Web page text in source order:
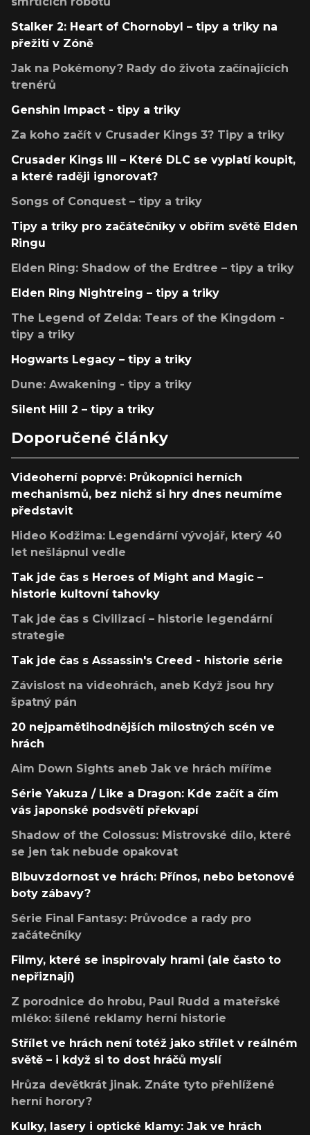
Stalker 2: Heart of Chornobyl – tipy a triky na
přežití v Zóně
Jak na Pokémony? Rady do života začínajících
trenérů
Genshin Impact - tipy a triky
Za koho začít v Crusader Kings 3? Tipy a triky
Crusader Kings III – Které DLC se vyplatí koupit,
a které raději ignorovat?
Songs of Conquest – tipy a triky
Tipy a triky pro začátečníky v obřím světě Elden
Ringu
Elden Ring: Shadow of the Erdtree – tipy a triky
Elden Ring Nightreing – tipy a triky
The Legend of Zelda: Tears of the Kingdom -
tipy a triky
Hogwarts Legacy – tipy a triky
Dune: Awakening - tipy a triky
Silent Hill 2 – tipy a triky
Doporučené články
Videoherní poprvé: Průkopníci herních
mechanismů, bez nichž si hry dnes neumíme
představit
Hideo Kodžima: Legendární vývojář, který 40
let nešlápnul vedle
Tak jde čas s Heroes of Might and Magic –
historie kultovní tahovky
Tak jde čas s Civilizací – historie legendární
strategie
Tak jde čas s Assassin's Creed - historie série
Závislost na videohrách, aneb Když jsou hry
špatný pán
20 nejpamětihodnějších milostných scén ve
hrách
Aim Down Sights aneb Jak ve hrách míříme
Série Yakuza / Like a Dragon: Kde začít a čím
vás japonské podsvětí překvapí
Shadow of the Colossus: Mistrovské dílo, které
se jen tak nebude opakovat
Blbuvzdornost ve hrách: Přínos, nebo betonové
boty zábavy?
Série Final Fantasy: Průvodce a rady pro
začátečníky
Filmy, které se inspirovaly hrami (ale často to
nepřiznají)
Z porodnice do hrobu, Paul Rudd a mateřské
mléko: šílené reklamy herní historie
Střílet ve hrách není totéž jako střílet v reálném
světě – i když si to dost hráčů myslí
Hrůza devětkrát jinak. Znáte tyto přehlížené
herní horory?
Kulky, lasery i optické klamy: Jak ve hrách